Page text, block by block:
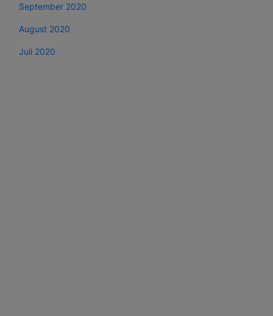
September 2020
August 2020
Juli 2020